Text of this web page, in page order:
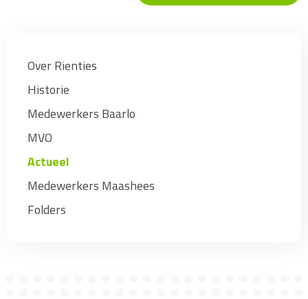
Over Rienties
Historie
Medewerkers Baarlo
MVO
Actueel
Medewerkers Maashees
Folders